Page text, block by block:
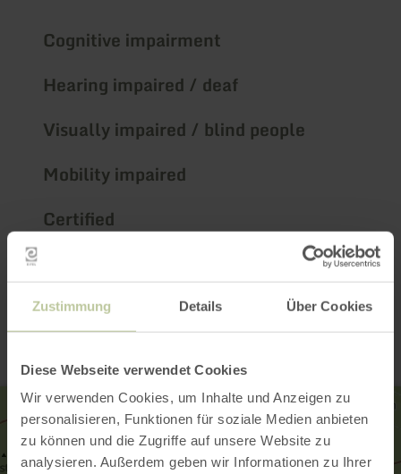
Zustimmung Details Über Cookies
Diese Webseite verwendet Cookies
Wir verwenden Cookies, um Inhalte und Anzeigen zu
personalisieren, Funktionen für soziale Medien anbieten
zu können und die Zugriffe auf unsere Website zu
analysieren. Außerdem geben wir Informationen zu Ihrer
Cognitive impairment
Hearing impaired / deaf
Visually impaired / blind people
Mobility impaired
Certified
Contact